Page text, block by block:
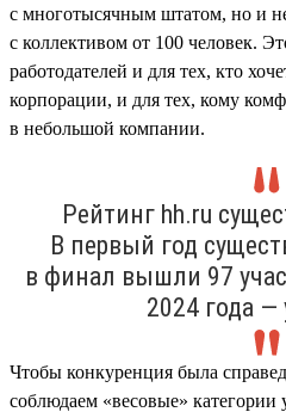
с многотысячным штатом, но и
с коллективом от 100 человек.
работодателей и для тех, кто
корпорации, и для тех, кому
в небольшой компании.
Рейтинг hh.ru
В первый год
в финал вышли 97
2024 года —
Чтобы конкуренция была
соблюдаем «весовые»